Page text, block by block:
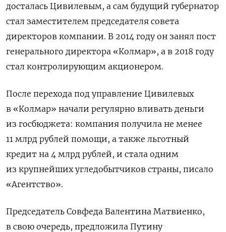
досталась Цивилевым, а сам будущий губернатор
стал заместителем председателя совета
директоров компании. В 2014 году он занял пост
генерального директора «Колмар», а в 2018 году
стал контролирующим акционером.
После перехода под управление Цивилевых
в «Колмар» начали регулярно вливать деньги
из госбюджета: компания получила не менее
11 млрд рублей помощи, а также льготный
кредит на 4 млрд рублей, и стала одним
из крупнейших угледобытчиков страны, писало
«Агентство».
Председатель Совфеда Валентина Матвиенко,
в свою очередь, предложила Путину